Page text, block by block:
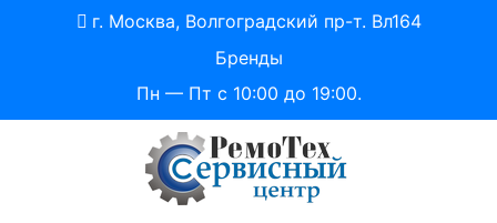
г. Москва, Волгоградский пр-т. Вл164
Бренды
Пн — Пт с 10:00 до 19:00.